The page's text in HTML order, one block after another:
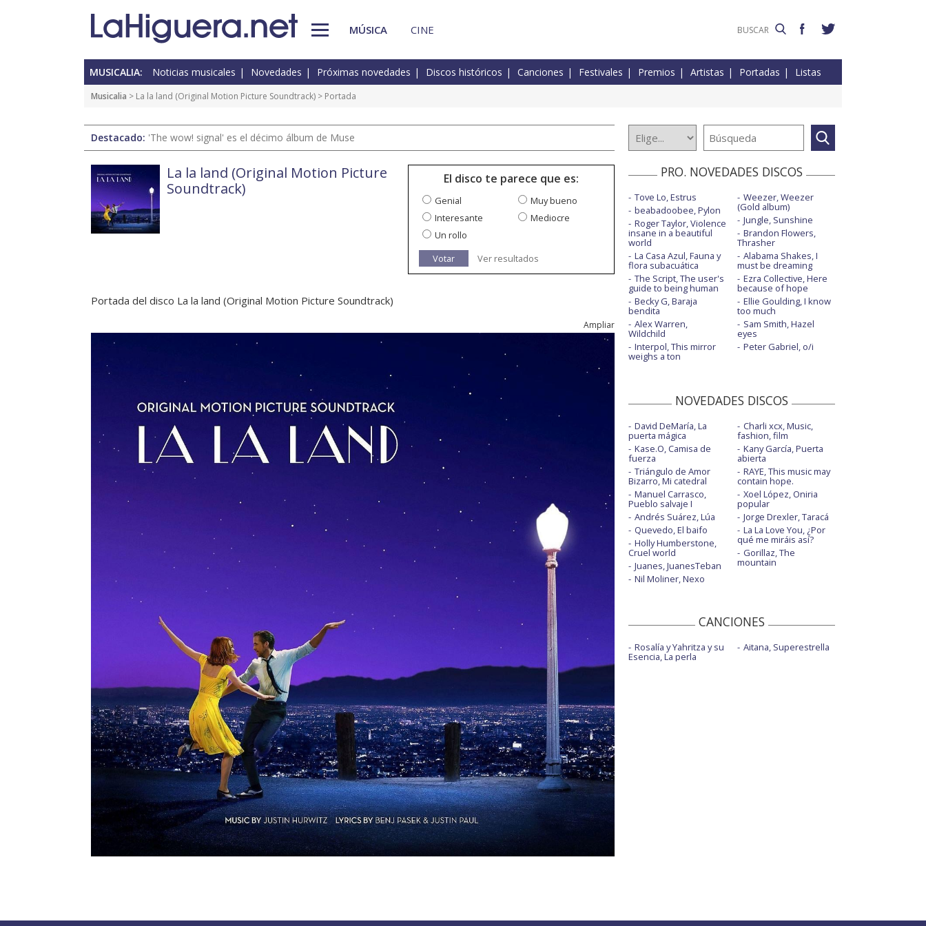
MÚSICA CINE
MUSICALIA: Noticias musicales Novedades Próximas novedades Discos históricos Canciones Festivales Premios Artistas Portadas Listas
Musicalia > La la land (Original Motion Picture Soundtrack) > Portada
Destacado: 'The wow! signal' es el décimo álbum de Muse
La la land (Original Motion Picture
Soundtrack)
El disco te parece que es:
Genial
Muy bueno
Interesante
Mediocre
Un rollo
Votar
Ver resultados
Portada del disco La la land (Original Motion Picture Soundtrack)
Ampliar
PRO. NOVEDADES DISCOS
Tove Lo, Estrus
beabadoobee, Pylon
Roger Taylor, Violence
insane in a beautiful
world
La Casa Azul, Fauna y
flora subacuática
The Script, The user's
guide to being human
Becky G, Baraja
bendita
Alex Warren,
Wildchild
Interpol, This mirror
weighs a ton
Weezer, Weezer
(Gold album)
Jungle, Sunshine
Brandon Flowers,
Thrasher
Alabama Shakes, I
must be dreaming
Ezra Collective, Here
because of hope
Ellie Goulding, I know
too much
Sam Smith, Hazel
eyes
Peter Gabriel, o/i
NOVEDADES DISCOS
David DeMaría, La
puerta mágica
Kase.O, Camisa de
fuerza
Triángulo de Amor
Bizarro, Mi catedral
Manuel Carrasco,
Pueblo salvaje I
Andrés Suárez, Lúa
Quevedo, El baifo
Holly Humberstone,
Cruel world
Juanes, JuanesTeban
Nil Moliner, Nexo
Charli xcx, Music,
fashion, film
Kany García, Puerta
abierta
RAYE, This music may
contain hope.
Xoel López, Oniria
popular
Jorge Drexler, Taracá
La La Love You, ¿Por
qué me miráis así?
Gorillaz, The
mountain
CANCIONES
Rosalía y Yahritza y su
Esencia, La perla
Aitana, Superestrella